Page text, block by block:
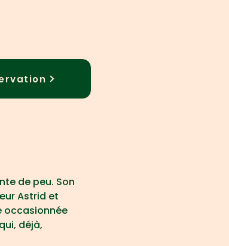
de peu. Son
Astrid et
occasionnée
déjà,